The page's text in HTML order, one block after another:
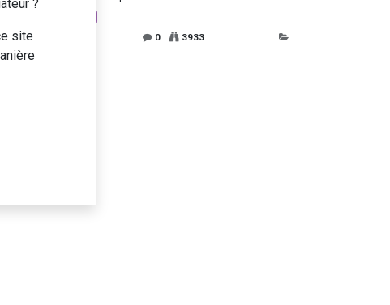
7 sept. 2017
0 3933
?
site